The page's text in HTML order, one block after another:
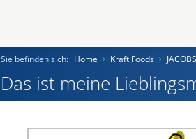
Sie befinden sich: Home Kraft Foods
Das ist meine